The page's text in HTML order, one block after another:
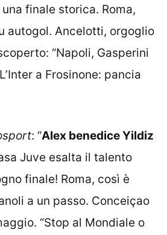
finale storica. Roma,
autogol. Ancelotti, orgoglio
“Napoli, Gasperini
a Frosinone: pancia
: “Alex benedice Yildiz
Juve esalta il talento
finale! Roma, così è
a un passo. Conceiçao
“Stop al Mondiale o